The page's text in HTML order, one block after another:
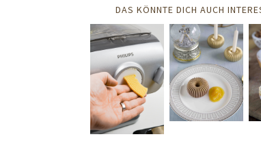
DAS KÖNNTE DICH AUCH